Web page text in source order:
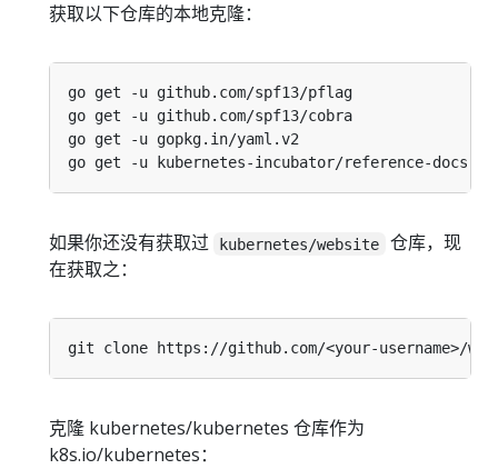
获取以下仓库的本地克隆：
如果你还没有获取过 kubernetes/website
仓库，现
在获取之：
git clone https://github.com/<your-username>/
克隆 kubernetes/kubernetes 仓库作为
k8s.io/kubernetes：